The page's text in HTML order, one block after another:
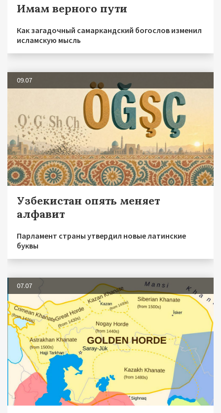
Имам верного пути
Как загадочный самаркандский богослов изменил
исламскую мысль
09.07
Узбекистан опять меняет
алфавит
Парламент страны утвердил новые латинские
буквы
07.07